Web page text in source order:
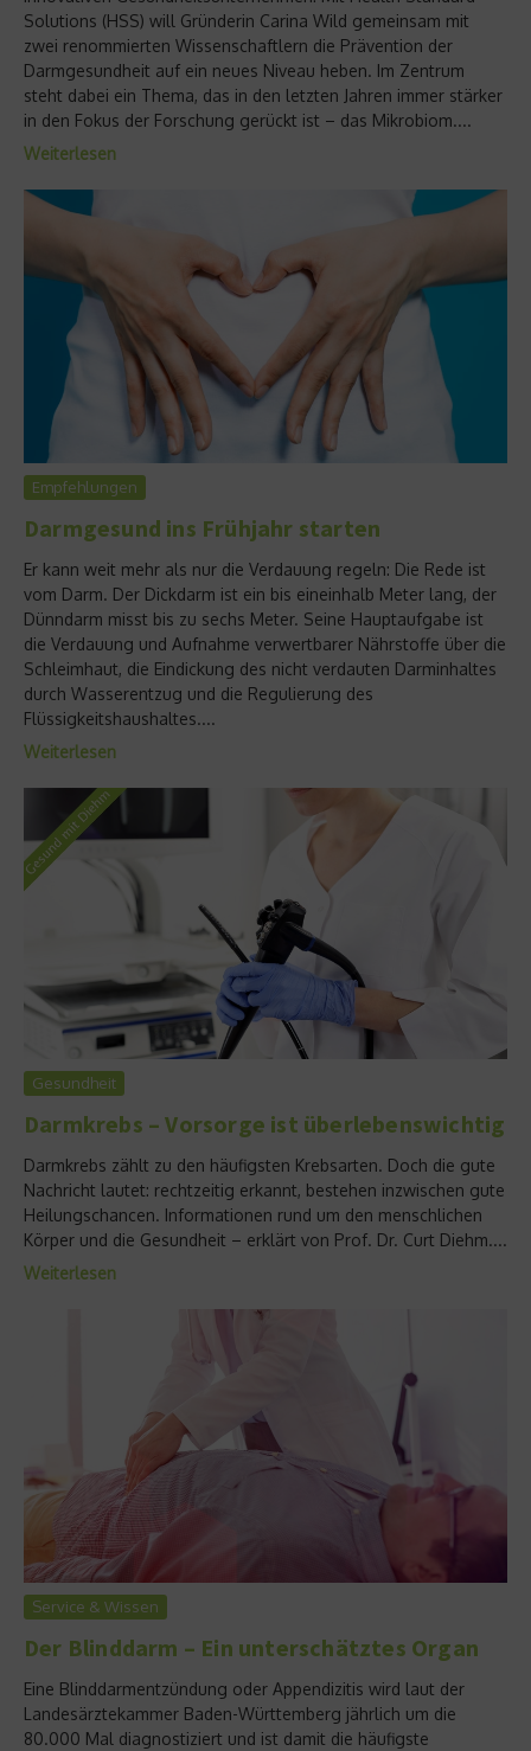
Solutions (HSS) will Gründerin Carina Wild gemeinsam mit
zwei renommierten Wissenschaftlern die Prävention der
Darmgesundheit auf ein neues Niveau heben. Im Zentrum
steht dabei ein Thema, das in den letzten Jahren immer stärker
in den Fokus der Forschung gerückt ist – das Mikrobiom....
Weiterlesen
Empfehlungen
Darmgesund ins Frühjahr starten
Er kann weit mehr als nur die Verdauung regeln: Die Rede ist
vom Darm. Der Dickdarm ist ein bis eineinhalb Meter lang, der
Dünndarm misst bis zu sechs Meter. Seine Hauptaufgabe ist
die Verdauung und Aufnahme verwertbarer Nährstoffe über die
Schleimhaut, die Eindickung des nicht verdauten Darminhaltes
durch Wasserentzug und die Regulierung des
Flüssigkeitshaushaltes....
Weiterlesen
Gesundheit
Darmkrebs – Vorsorge ist überlebenswichtig
Darmkrebs zählt zu den häufigsten Krebsarten. Doch die gute
Nachricht lautet: rechtzeitig erkannt, bestehen inzwischen gute
Heilungschancen. Informationen rund um den menschlichen
Körper und die Gesundheit – erklärt von Prof. Dr. Curt Diehm....
Weiterlesen
Service & Wissen
Der Blinddarm – Ein unterschätztes Organ
Eine Blinddarmentzündung oder Appendizitis wird laut der
Landesärztekammer Baden-Württemberg jährlich um die
80.000 Mal diagnostiziert und ist damit die häufigste